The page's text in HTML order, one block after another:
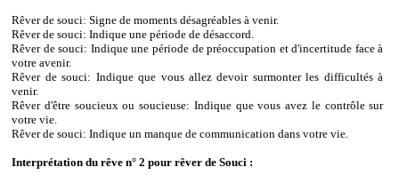
Rêver de souci: Signe de moments désagréables à venir.
Rêver de souci: Indique une période de désaccord.
Rêver de souci: Indique une période de préoccupation et d'incertitude face à
votre avenir.
Rêver de souci: Indique que vous allez devoir surmonter les difficultés à
venir.
Rêver d'être soucieux ou soucieuse: Indique que vous avez le contrôle sur
votre vie.
Rêver de souci: Indique un manque de communication dans votre vie.
Interprétation du rêve n° 2 pour rêver de Souci :